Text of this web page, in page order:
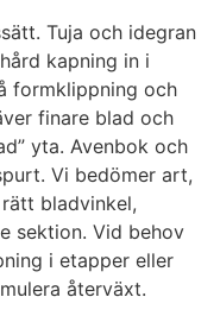
Tuja och idegran
kapning in i
formklippning och
finare blad och
yta. Avenbok och
Vi bedömer art,
bladvinkel,
sektion. Vid behov
i etapper eller
återväxt.